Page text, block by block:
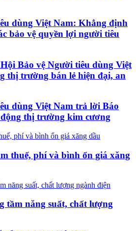
dùng Việt Nam: Khẳng định
bảo vệ quyền lợi người tiêu
Bảo vệ Người tiêu dùng Việt
thị trường bán lẻ hiện đại, an
dùng Việt Nam trả lời Báo
thị trường kim cương
thuế, phí và bình ổn giá xăng
tầm năng suất, chất lượng